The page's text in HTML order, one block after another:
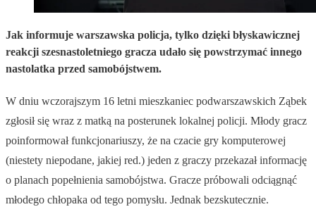
Jak informuje warszawska policja, tylko dzięki błyskawicznej
reakcji szesnastoletniego gracza udało się powstrzymać innego
nastolatka przed samobójstwem.
W dniu wczorajszym 16 letni mieszkaniec podwarszawskich Ząbek
zgłosił się wraz z matką na posterunek lokalnej policji. Młody gracz
poinformował funkcjonariuszy, że na czacie gry komputerowej
(niestety niepodane, jakiej red.) jeden z graczy przekazał informację
o planach popełnienia samobójstwa. Gracze próbowali odciągnąć
młodego chłopaka od tego pomysłu. Jednak bezskutecznie.